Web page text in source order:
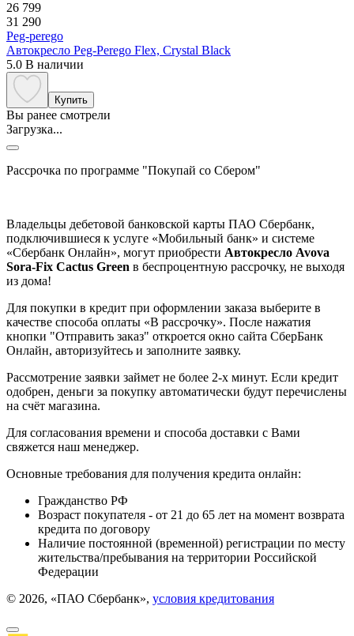
26 799
31 290
Peg-perego
Автокресло Peg-Perego Flex, Crystal Black
5.0 В наличии
Купить
Вы ранее смотрели
Загрузка...
Рассрочка по программе "Покупай со Сбером"
Владельцы дебетовой банковской карты ПАО Сбербанк,
подключившиеся к услуге «Мобильный банк» и системе
«Сбербанк Онлайн», могут приобрести Автокресло Avova
Sora-Fix Cactus Green в беспроцентную рассрочку, не выходя
из дома!
Для покупки в кредит при оформлении заказа выберите в
качестве способа оплаты «В рассрочку». После нажатия
кнопки "Отправить заказ" откроется окно сайта СберБанк
Онлайн, авторизуйтесь и заполните заявку.
Рассмотрение заявки займет не более 2-х минут. Если кредит
одобрен, деньги за покупку автоматически будут перечислены
на счёт магазина.
Для согласования времени и способа доставки с Вами
свяжется наш менеджер.
Основные требования для получения кредита онлайн:
Гражданство РФ
Возраст покупателя - от 21 до 65 лет на момент возврата
кредита по договору
Наличие постоянной (временной) регистрации по месту
жительства/пребывания на территории Российской
Федерации
© 2026, «ПАО Сбербанк», условия кредитования